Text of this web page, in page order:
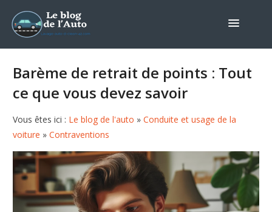
Barème de retrait de points : Tout
ce que vous devez savoir
Vous êtes ici : Le blog de l'auto »Conduite et usage de la
voiture »Contraventions